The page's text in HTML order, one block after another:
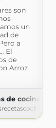
son
un
de
a
El
de
Arroz
de cocina